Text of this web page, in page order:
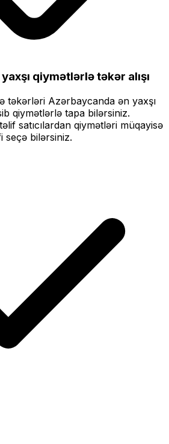
qiymətlərlətəkər alışı
təkərləri Azərbaycanda ən yaxşı
qiymətlərlə tapa bilərsiniz.
satıcılardan qiymətləri müqayisə
seçə bilərsiniz.